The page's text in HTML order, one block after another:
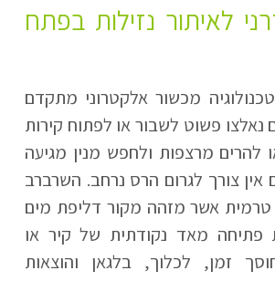
לאיתור נזילות בפתח
מכשור אלקטרוני מתקדם
פשוט לשבור או לפתוח קירות
להרים מרצפות ולחפש מנין מגיעה
אין צורך לגרום הרס נרחב. השרברב
אשר מזהה מקור דליפת מים
פתיחה מאד נקודתית של קיר או
זמן, לכלוך, בלגאן והוצאות